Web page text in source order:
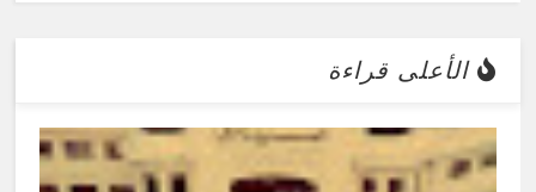
الأعلى قراءة